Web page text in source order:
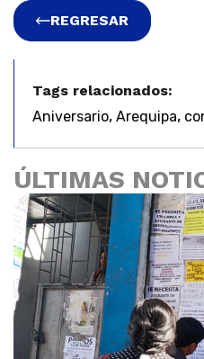
REGRESAR
Tags relacionados:
Aniversario, Arequipa,
ÚLTIMAS